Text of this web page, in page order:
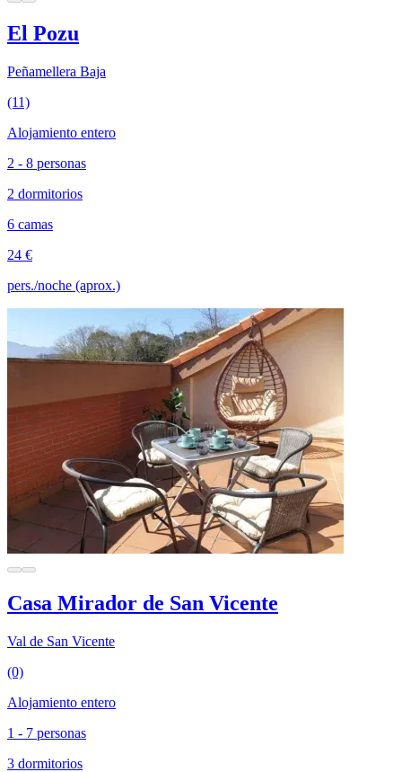
El Pozu
Peñamellera Baja
(11)
Alojamiento entero
2 - 8 personas
2 dormitorios
6 camas
24 €
pers./noche (aprox.)
Casa Mirador de San Vicente
Val de San Vicente
(0)
Alojamiento entero
1 - 7 personas
3 dormitorios